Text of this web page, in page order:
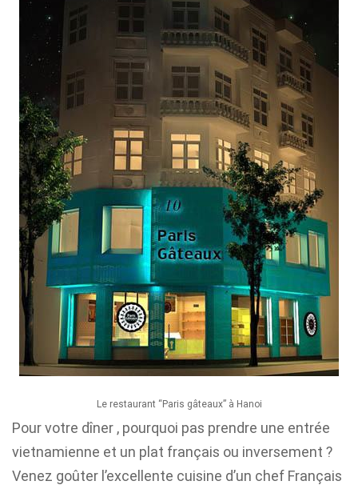
Le restaurant “Paris gâteaux” à Hanoi
Pour votre dîner , pourquoi pas prendre une entrée
vietnamienne et un plat français ou inversement ?
Venez goûter l’excellente cuisine d’un chef Français